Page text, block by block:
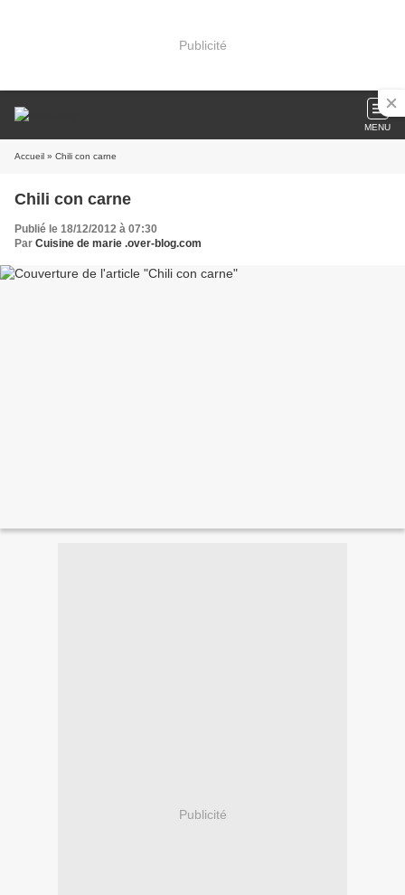
Publicité
MENU
Accueil » Chili con carne
Chili con carne
Publié le 18/12/2012 à 07:30
Par Cuisine de marie .over-blog.com
Publicité